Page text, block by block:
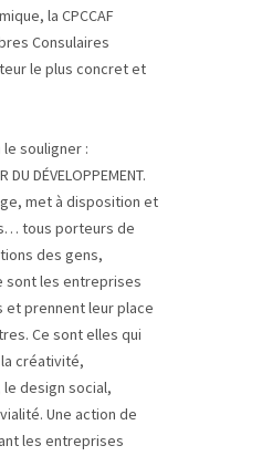
la CPCCAF
Consulaires
le plus concret et
le souligner :
DU DÉVELOPPEMENT.
met à disposition et
tous porteurs de
des gens,
sont les entreprises
et prennent leur place
Ce sont elles qui
créativité,
design social,
Une action de
les entreprises